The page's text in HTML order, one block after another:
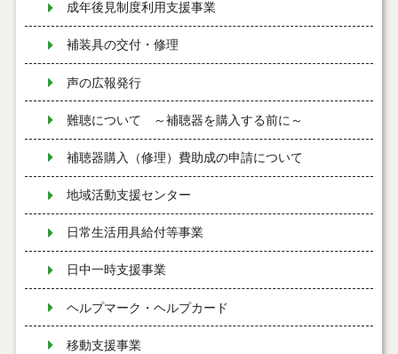
成年後見制度利用支援事業
補装具の交付・修理
声の広報発行
難聴について ～補聴器を購入する前に～
補聴器購入（修理）費助成の申請について
地域活動支援センター
日常生活用具給付等事業
日中一時支援事業
ヘルプマーク・ヘルプカード
移動支援事業